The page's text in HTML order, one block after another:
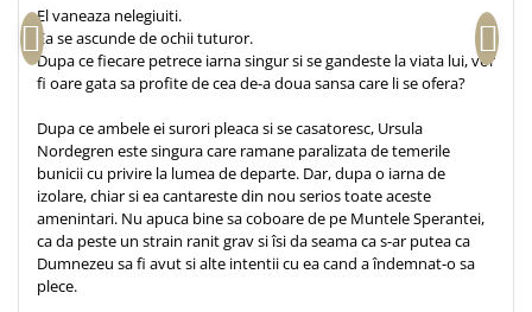
Meditatii
Pedagogie
Poezii
Reviste
Sanatate
Teologie
A doua venire
Apologetica
Dogmatica
Suport pentru pahar
Tablouri
Tablouri canvas
Termos
El vaneaza nelegiuiti.
Ea se ascunde de ochii tuturor.
Dupa ce fiecare petrece iarna singur si se gandeste la viata lui, vor
fi oare gata sa profite de cea de-a doua sansa care li se ofera?
Dupa ce ambele ei surori pleaca si se casatoresc, Ursula
Nordegren este singura care ramane paralizata de temerile
bunicii cu privire la lumea de departe. Dar, dupa o iarna de
izolare, chiar si ea cantareste din nou serios toate aceste
amenintari. Nu apuca bine sa coboare de pe Muntele Sperantei,
ca da peste un strain ranit grav si îsi da seama ca s-ar putea ca
Dumnezeu sa fi avut si alte intentii cu ea cand a îndemnat-o sa
plece.